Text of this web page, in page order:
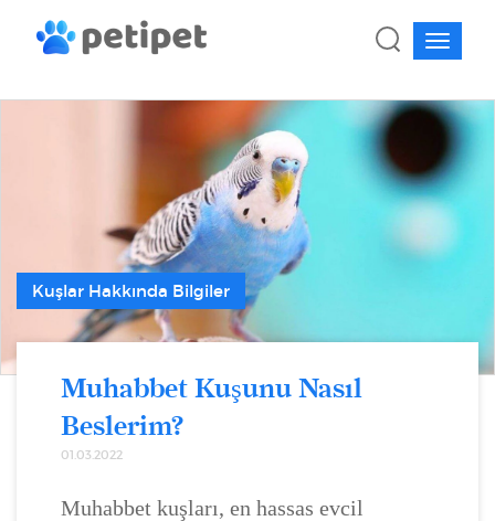
Kuşlar Hakkında Bilgiler
Muhabbet Kuşunu Nasıl
Beslerim?
01.03.2022
Muhabbet kuşları, en hassas evcil